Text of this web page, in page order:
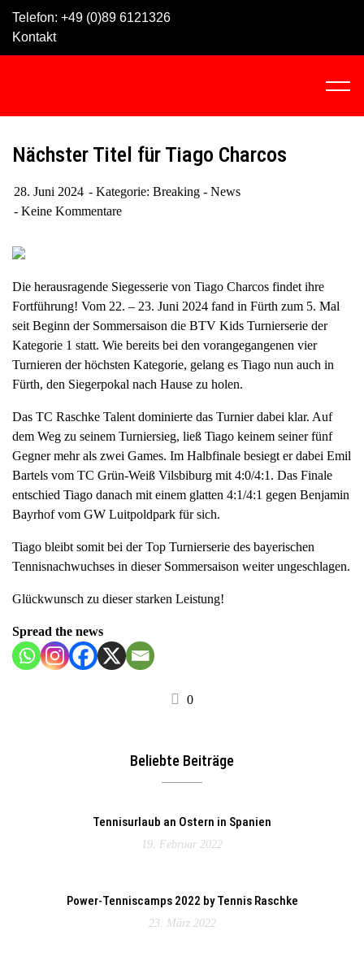
Telefon: +49 (0)89 6121326
Kontakt
C
t
n
i
g
a
t
i
Nächster Titel für Tiago Charcos
28. Juni 2024 Kategorie: Breaking - News
Keine Kommentare
Die herausragende Siegesserie von Tiago Charcos findet ihre
Fortführung! Vom 22. – 23. Juni 2024 fand in Fürth zum 5. Mal
seit Beginn der Sommersaison die BTV Kids Turnierserie der
Kategorie 1 statt. Wie bereits bei den vorangegangenen vier
Turnieren der höchsten Kategorie, gelang es Tiago nun auch in
Fürth, den Siegerpokal nach Hause zu holen.
Das TC Raschke Talent dominierte das Turnier dabei klar. Auf
dem Weg zu seinem Turniersieg, ließ Tiago keinem seiner fünf
Gegner mehr als zwei Games. Im Halbfinale besiegt er dabei Emil
Bartels vom TC Grün-Weiß Vilsbiburg mit 4:0/4:1. Das Finale
entschied Tiago danach mit einem glatten 4:1/4:1 gegen Benjamin
Bayrhof vom GW Luitpoldpark für sich.
Tiago bleibt somit bei der Top Turnierserie des bayerischen
Tennisnachwuchses in dieser Sommersaison weiter ungeschlagen.
Glückwunsch zu dieser starken Leistung!
Spread the news
0
Beliebte Beiträge
Tennisurlaub an Ostern in Spanien
19. Februar 2022
Power-Tenniscamps 2022 by Tennis Raschke
23. März 2022